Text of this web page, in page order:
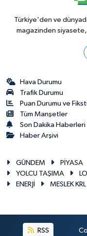
Türkiye'den ve
magazinden
Hava Durumu
Trafik Durumu
Puan Durumu ve
Tüm Manşetler
Son Dakika Haberleri
Haber Arşivi
GÜNDEM PİYASA
YOLCU TAŞIMA
ENERJİ
MESLEK KRL
RSS